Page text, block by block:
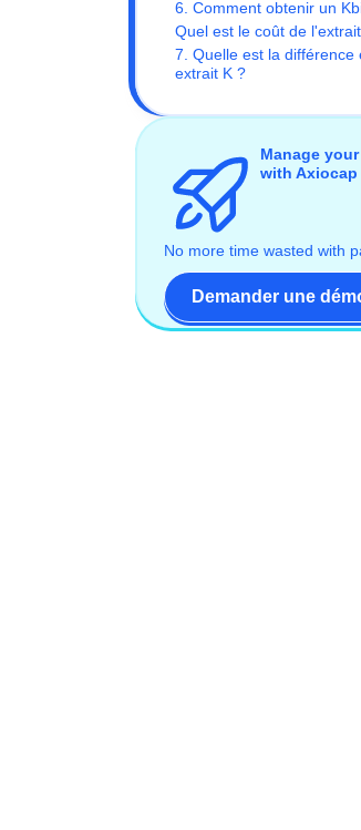
6. Comment obtenir un
Quel est le coût de
7. Quelle est la différence
extrait K ?
Manage
with Axiocap
No more time wasted with
Demander une